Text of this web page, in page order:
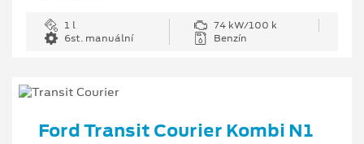
1 l
74 kW/100 k
6st. manuální
Benzín
Ford Transit Courier Kombi N1